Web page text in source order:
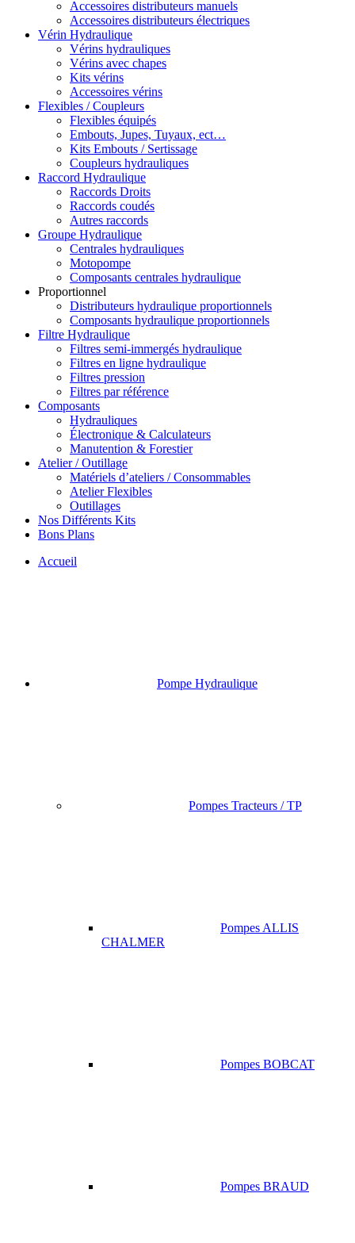
Accessoires distributeurs manuels
Accessoires distributeurs électriques
Vérin Hydraulique
Vérins hydrauliques
Vérins avec chapes
Kits vérins
Accessoires vérins
Flexibles / Coupleurs
Flexibles équipés
Embouts, Jupes, Tuyaux, ect…
Kits Embouts / Sertissage
Coupleurs hydrauliques
Raccord Hydraulique
Raccords Droits
Raccords coudés
Autres raccords
Groupe Hydraulique
Centrales hydrauliques
Motopompe
Composants centrales hydraulique
Proportionnel
Distributeurs hydraulique proportionnels
Composants hydraulique proportionnels
Filtre Hydraulique
Filtres semi-immergés hydraulique
Filtres en ligne hydraulique
Filtres pression
Filtres par référence
Composants
Hydrauliques
Électronique & Calculateurs
Manutention & Forestier
Atelier / Outillage
Matériels d’ateliers / Consommables
Atelier Flexibles
Outillages
Nos Différents Kits
Bons Plans
Accueil
Pompe Hydraulique
Pompes Tracteurs / TP
Pompes ALLIS
CHALMER
Pompes BOBCAT
Pompes BRAUD